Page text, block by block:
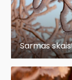
Sarmas